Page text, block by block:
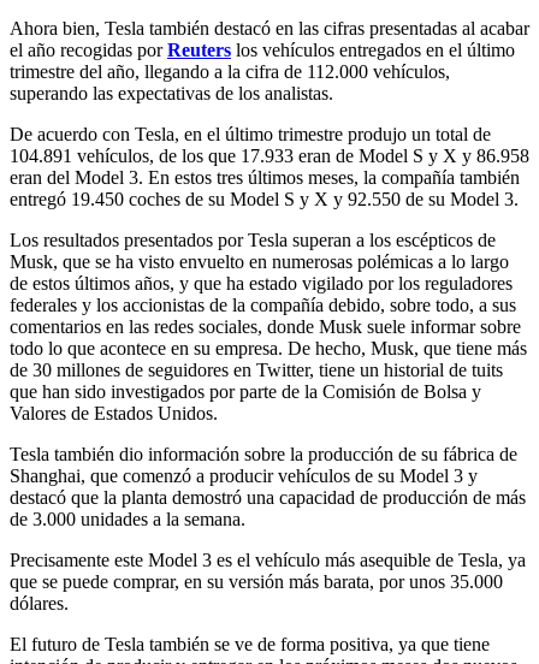
Ahora bien, Tesla también destacó en las cifras presentadas al acabar
el año recogidas porReuters los vehículos entregados en el último
trimestre del año, llegando a la cifra de 112.000 vehículos,
superando las expectativas de los analistas.
De acuerdo con Tesla, en el último trimestre produjo un total de
104.891 vehículos, de los que 17.933 eran de Model S y X y 86.958
eran del Model 3. En estos tres últimos meses, la compañía también
entregó 19.450 coches de su Model S y X y 92.550 de su Model 3.
Los resultados presentados por Tesla superan a los escépticos de
Musk, que se ha visto envuelto en numerosas polémicas a lo largo
de estos últimos años, y que ha estado vigilado por los reguladores
federales y los accionistas de la compañía debido, sobre todo, a sus
comentarios en las redes sociales, donde Musk suele informar sobre
todo lo que acontece en su empresa. De hecho, Musk, que tiene más
de 30 millones de seguidores en Twitter, tiene un historial de tuits
que han sido investigados por parte de la Comisión de Bolsa y
Valores de Estados Unidos.
Tesla también dio información sobre la producción de su fábrica de
Shanghai, que comenzó a producir vehículos de su Model 3 y
destacó que la planta demostró una capacidad de producción de más
de 3.000 unidades a la semana.
Precisamente este Model 3 es el vehículo más asequible de Tesla, ya
que se puede comprar, en su versión más barata, por unos 35.000
dólares.
El futuro de Tesla también se ve de forma positiva, ya que tiene